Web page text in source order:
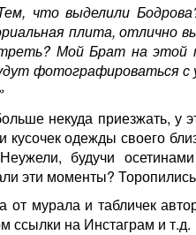
что выделили
плита, отлично
Мой Брат на этой
фотографироваться с
некуда приезжать, у
одежды своего
будучи
эти моменты? Торопились
мурала и табличек
ссылки на Инстаграм и т.д.